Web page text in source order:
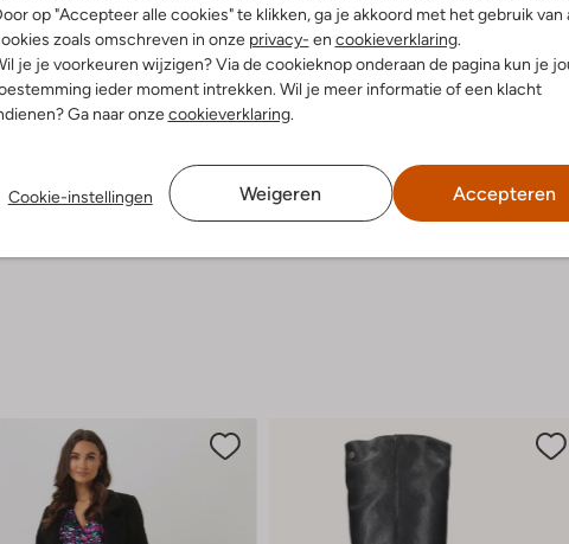
op "Accepteer alle cookies" te klikken, ga je akkoord met het gebruik van
zoals omschreven in onze privacy- en cookieverklaring.
je je voorkeuren wijzigen? Via de cookieknop onderaan de pagina kun je
ieder moment intrekken. Wil je meer informatie of een klacht
Ga naar onzecookieverklaring.
Cookie-instellingen Weigeren Accepteren